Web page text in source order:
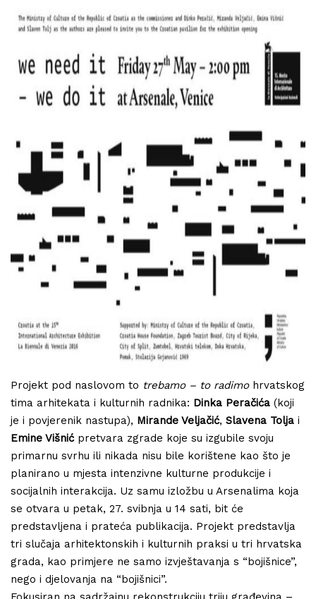
Projekt pod naslovom to trebamo – to radimohrvatskog
tima arhitekata i kulturnih radnika: Dinka Peračića (koji
je i povjerenik nastupa), Mirande Veljačić, Slavena Tolja i
Emine Višnićpretvara zgrade koje su izgubile svoju
primarnu svrhu ili nikada nisu bile korištene kao što je
planirano u mjesta intenzivne kulturne produkcije i
socijalnih interakcija. Uz samu izložbu u Arsenalima koja
se otvara u petak, 27. svibnja u 14 sati, bit će
predstavljena i prateća publikacija. Projekt predstavlja
tri slučaja arhitektonskih i kulturnih praksi u tri hrvatska
grada, kao primjere ne samo izvještavanja s “bojišnice”,
nego i djelovanja na “bojišnici”.